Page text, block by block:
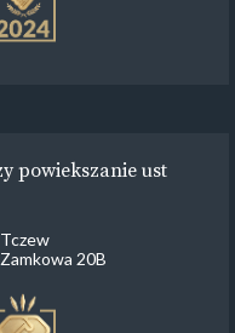
powiekszanie ust
Tczew
Zamkowa 20B